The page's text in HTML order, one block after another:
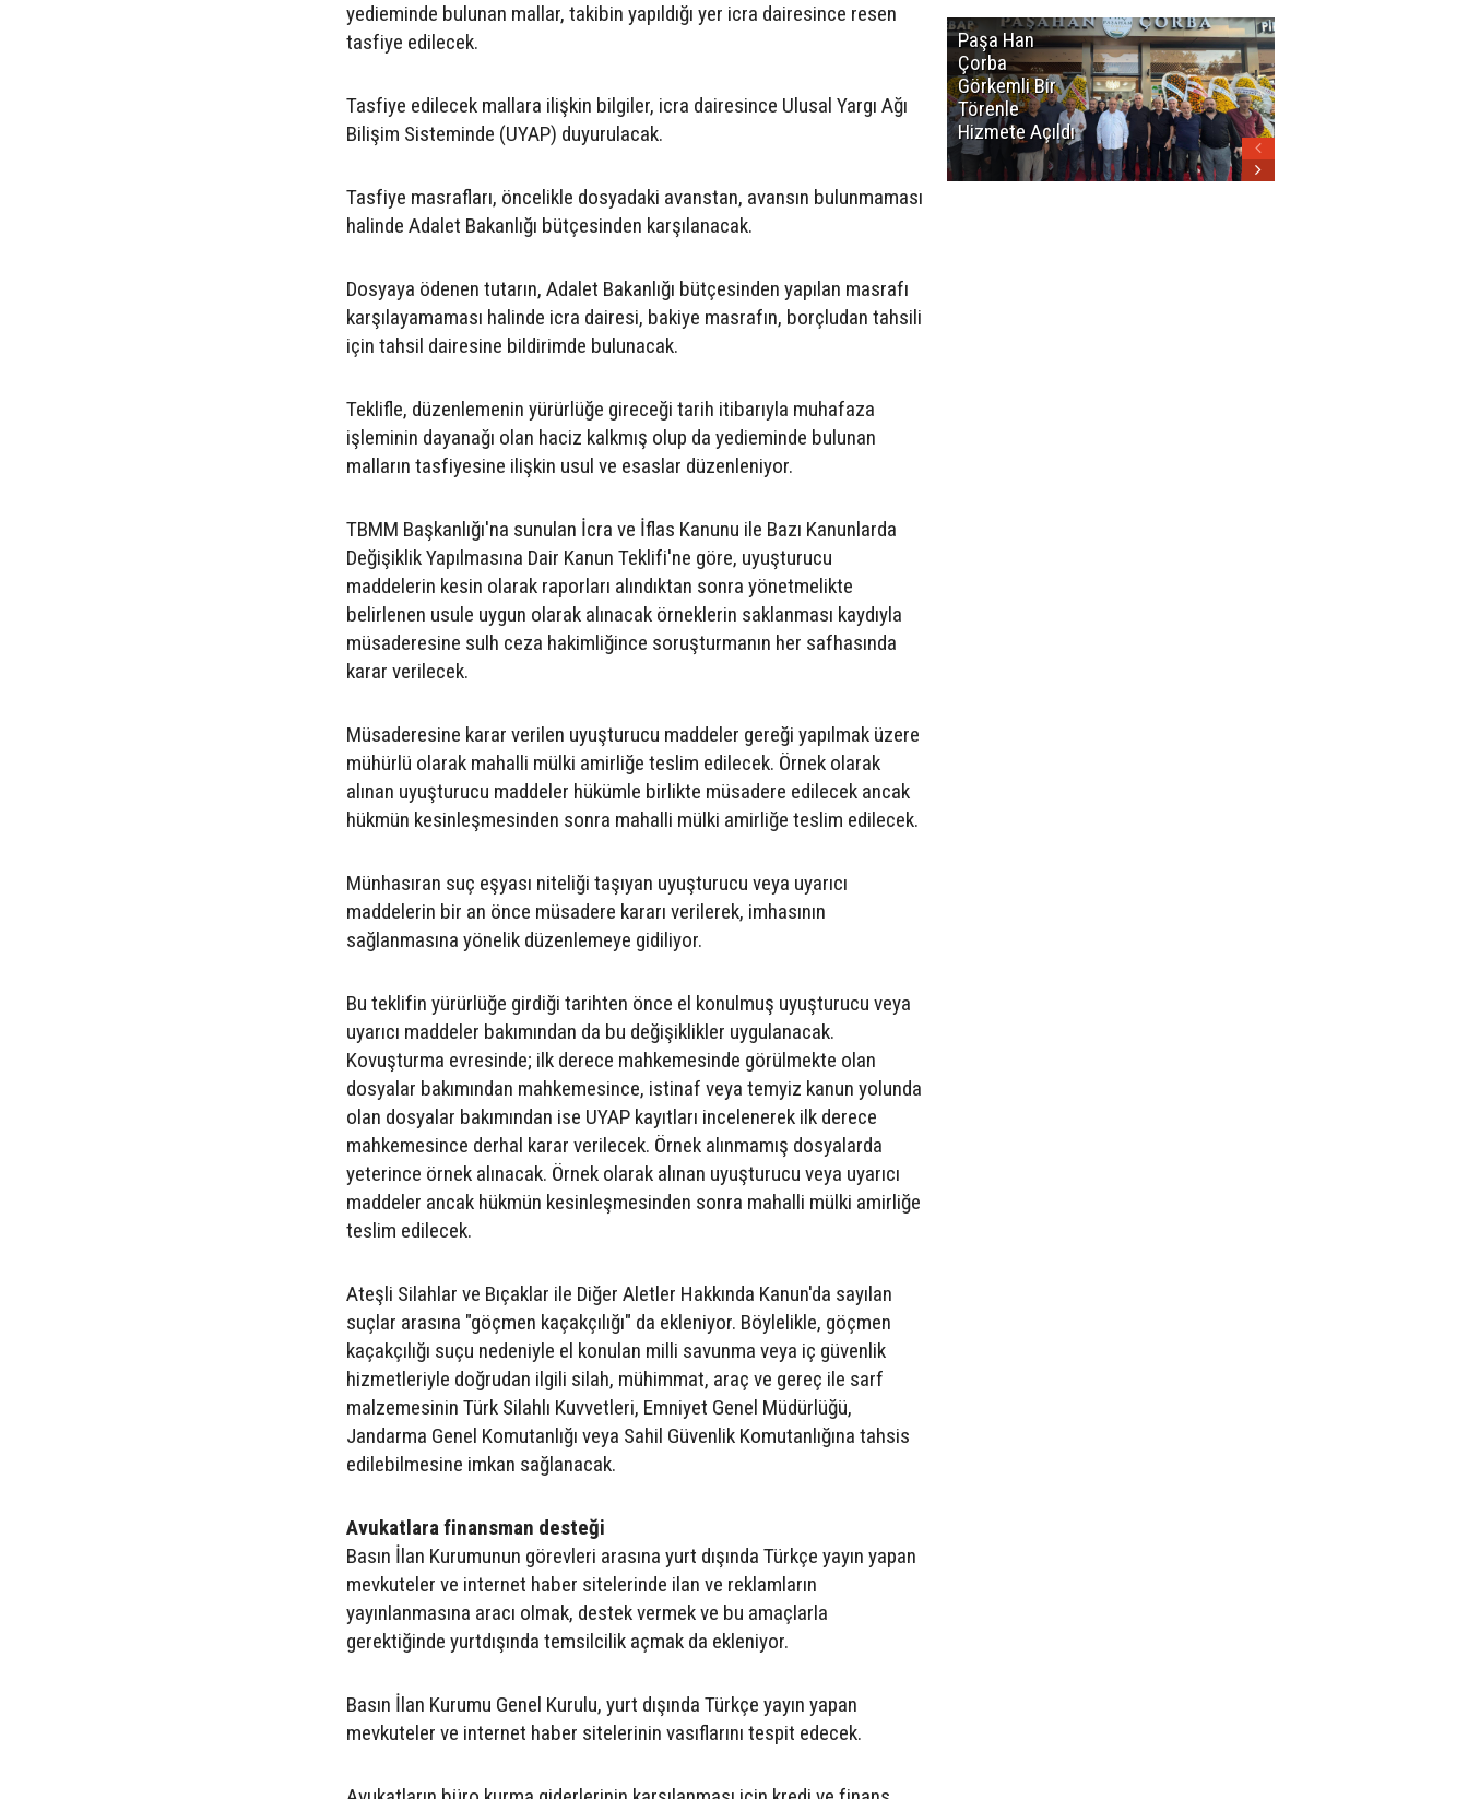
yedieminde bulunan mallar, takibin yapıldığı yer icra dairesince resen
tasfiye edilecek.
Tasfiye edilecek mallara ilişkin bilgiler, icra dairesince Ulusal Yargı Ağı
Bilişim Sisteminde (UYAP) duyurulacak.
Tasfiye masrafları, öncelikle dosyadaki avanstan, avansın bulunmaması
halinde Adalet Bakanlığı bütçesinden karşılanacak.
Dosyaya ödenen tutarın, Adalet Bakanlığı bütçesinden yapılan masrafı
karşılayamaması halinde icra dairesi, bakiye masrafın, borçludan tahsili
için tahsil dairesine bildirimde bulunacak.
Teklifle, düzenlemenin yürürlüğe gireceği tarih itibarıyla muhafaza
işleminin dayanağı olan haciz kalkmış olup da yedieminde bulunan
malların tasfiyesine ilişkin usul ve esaslar düzenleniyor.
TBMM Başkanlığı'na sunulan İcra ve İflas Kanunu ile Bazı Kanunlarda
Değişiklik Yapılmasına Dair Kanun Teklifi'ne göre, uyuşturucu
maddelerin kesin olarak raporları alındıktan sonra yönetmelikte
belirlenen usule uygun olarak alınacak örneklerin saklanması kaydıyla
müsaderesine sulh ceza hakimliğince soruşturmanın her safhasında
karar verilecek.
Müsaderesine karar verilen uyuşturucu maddeler gereği yapılmak üzere
mühürlü olarak mahalli mülki amirliğe teslim edilecek. Örnek olarak
alınan uyuşturucu maddeler hükümle birlikte müsadere edilecek ancak
hükmün kesinleşmesinden sonra mahalli mülki amirliğe teslim edilecek.
Münhasıran suç eşyası niteliği taşıyan uyuşturucu veya uyarıcı
maddelerin bir an önce müsadere kararı verilerek, imhasının
sağlanmasına yönelik düzenlemeye gidiliyor.
Bu teklifin yürürlüğe girdiği tarihten önce el konulmuş uyuşturucu veya
uyarıcı maddeler bakımından da bu değişiklikler uygulanacak.
Kovuşturma evresinde; ilk derece mahkemesinde görülmekte olan
dosyalar bakımından mahkemesince, istinaf veya temyiz kanun yolunda
olan dosyalar bakımından ise UYAP kayıtları incelenerek ilk derece
mahkemesince derhal karar verilecek. Örnek alınmamış dosyalarda
yeterince örnek alınacak. Örnek olarak alınan uyuşturucu veya uyarıcı
maddeler ancak hükmün kesinleşmesinden sonra mahalli mülki amirliğe
teslim edilecek.
Ateşli Silahlar ve Bıçaklar ile Diğer Aletler Hakkında Kanun'da sayılan
suçlar arasına "göçmen kaçakçılığı" da ekleniyor. Böylelikle, göçmen
kaçakçılığı suçu nedeniyle el konulan milli savunma veya iç güvenlik
hizmetleriyle doğrudan ilgili silah, mühimmat, araç ve gereç ile sarf
malzemesinin Türk Silahlı Kuvvetleri, Emniyet Genel Müdürlüğü,
Jandarma Genel Komutanlığı veya Sahil Güvenlik Komutanlığına tahsis
edilebilmesine imkan sağlanacak.
Avukatlara finansman desteği
Basın İlan Kurumunun görevleri arasına yurt dışında Türkçe yayın yapan
mevkuteler ve internet haber sitelerinde ilan ve reklamların
yayınlanmasına aracı olmak, destek vermek ve bu amaçlarla
gerektiğinde yurtdışında temsilcilik açmak da ekleniyor.
Basın İlan Kurumu Genel Kurulu, yurt dışında Türkçe yayın yapan
mevkuteler ve internet haber sitelerinin vasıflarını tespit edecek.
Paşa Han
Çorba
Görkemli Bir
Törenle
Hizmete Açıldı